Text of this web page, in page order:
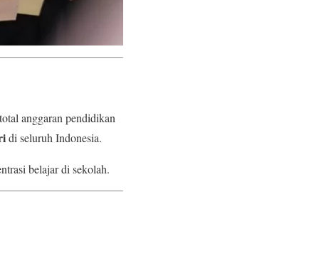
anggaran pendidikan
di seluruh Indonesia.
belajar di sekolah.